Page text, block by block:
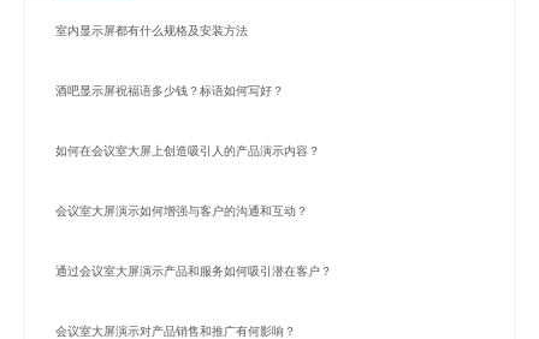
室内显示屏都有什么规格及安装方法
酒吧显示屏祝福语多少钱？标语如何写好？
如何在会议室大屏上创造吸引人的产品演示内容？
会议室大屏演示如何增强与客户的沟通和互动？
通过会议室大屏演示产品和服务如何吸引潜在客户？
会议室大屏演示对产品销售和推广有何影响？